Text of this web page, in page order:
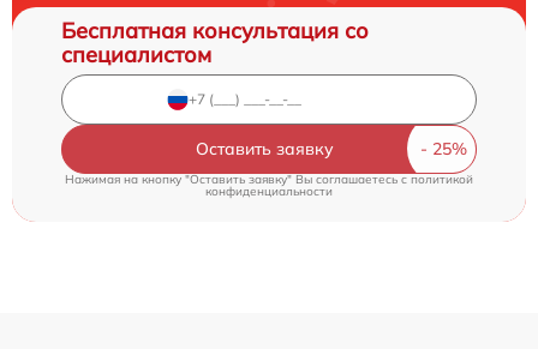
Бесплатная консультация со
специалистом
Оставить заявку
Нажимая на кнопку "Оставить заявку" Вы соглашаетесь cполитикой
конфиденциальности